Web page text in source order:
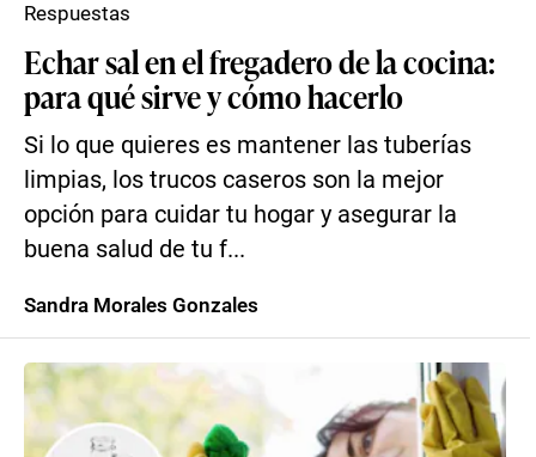
Echar sal en el fregadero de la cocina:
para qué sirve y cómo hacerlo
Si lo que quieres es mantener las tuberías
limpias, los trucos caseros son la mejor
opción para cuidar tu hogar y asegurar la
buena salud de tu f...
Respuestas
Sandra Morales Gonzales